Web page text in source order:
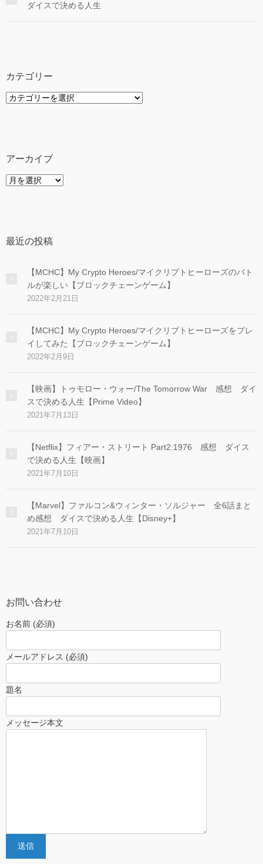
ダイスで決める人生
カテゴリー
カ
アーカイブ
ア
最近の投稿
【MCHC】My Crypto Heroes/マイクリプトヒーローズのバト
ルが楽しい【ブロックチェーンゲーム】
2022年2月21日
【MCHC】My Crypto Heroes/マイクリプトヒーローズをプレ
イしてみた【ブロックチェーンゲーム】
2022年2月9日
【映画】トゥモロー・ウォー/The Tomorrow War 感想 ダイ
スで決める人生【Prime Video】
2021年7月13日
【Netflix】フィアー・ストリート Part2:1976 感想 ダイス
で決める人生【映画】
2021年7月10日
【Marvel】ファルコン&ウィンター・ソルジャー 全6話まと
め感想 ダイスで決める人生【Disney+】
2021年7月10日
お問い合わせ
お名前 (必須)
メールアドレス (必須)
題名
メッセージ本文